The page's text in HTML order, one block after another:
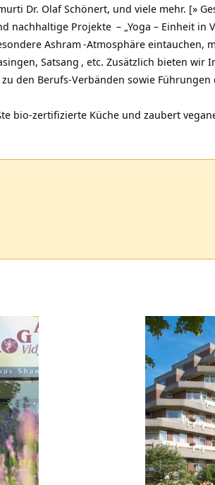
Dr. Olaf Schönert, und viele mehr. [»
nachhaltige Projekte – „Yoga – Einheit in
Ashram -Atmosphäre eintauchen,
Satsang , etc. Zusätzlich bieten wir
den Berufs-Verbänden sowie
bio-zertifizierte Küche und zaubert